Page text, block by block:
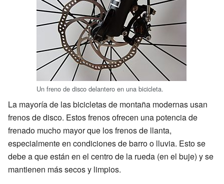
Un freno de disco delantero en una bicicleta.
La mayoría de las bicicletas de montaña modernas usan
frenos de disco. Estos frenos ofrecen una potencia de
frenado mucho mayor que los frenos de llanta,
especialmente en condiciones de barro o lluvia. Esto se
debe a que están en el centro de la rueda (en el buje) y se
mantienen más secos y limpios.